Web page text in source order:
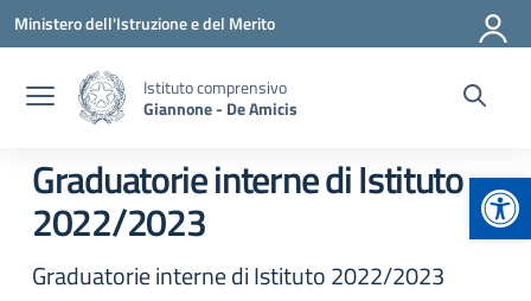
Vai ai contenuti
Vai al menu di navigazione
Vai al footer
Ministero dell'Istruzione e del Merito
Istituto comprensivo
Giannone - De Amicis
Graduatorie interne di Istituto
2022/2023
Graduatorie interne di Istituto 2022/2023